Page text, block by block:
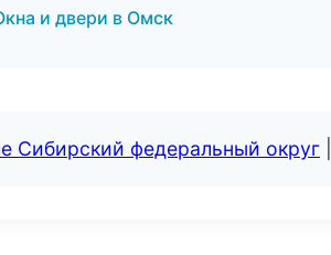
и двери в Омск
Сибирский федеральный округ